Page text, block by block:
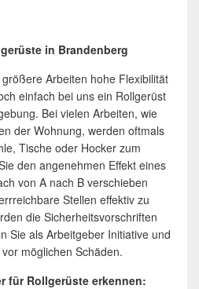
in Brandenberg
Arbeiten hohe Flexibilität
einfach bei uns ein Rollgerüst
Bei vielen Arbeiten, wie
der Wohnung, werden oftmals
Tische oder Hocker zum
den angenehmen Effekt eines
von A nach B verschieben
Stellen effektiv zu
die Sicherheitsvorschriften
Sie als Arbeitgeber Initiative und
möglichen Schäden.
für Rollgerüste erkennen: